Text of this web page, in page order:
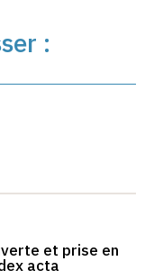
:
et prise en
acta